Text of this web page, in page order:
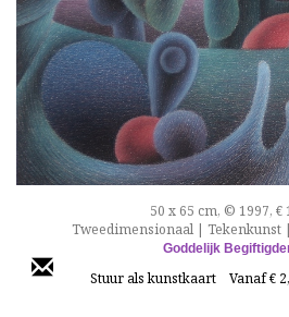
50 x 65 cm, © 1997, €
Tweedimensionaal | Tekenkunst
Goddelijk
Stuur als kunstkaart Vanaf €